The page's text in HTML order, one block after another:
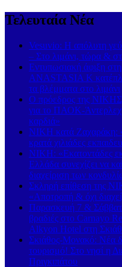
Τελευταία Νέα
Vesuvio: Η απόλυτη
– Στο λιμάνι, τώρα &
Εντυπωσιακή άφιξη
ANASTASIA K
τα βλέμματα στο λιμάνι
Ο πρόεδρος της
για το ΠΑΟΚ-
καρδιά»
ΝΙΚΗ κατά Ζαχαράκη:
κρατά χιλιάδες
ΝΙΚΗ: «Εκατοντάδες
Ελλάδα συνεχίζει να
διαχείριση των
Σκληρή επίθεση της
«Αποτροπή & όχι
Παρασκευή 7 &
βραδιές στο Carnayo
Alkyon Hotel στη
Σκιάθος-Μονακό: Νέα
τουρισμό! Στο νησί η
Πριγκιπάτου